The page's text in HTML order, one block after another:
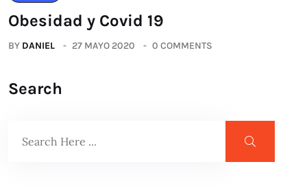
Obesidad y Covid 19
BY DANIEL 27 MAYO 2020 0 COMMENTS
Search